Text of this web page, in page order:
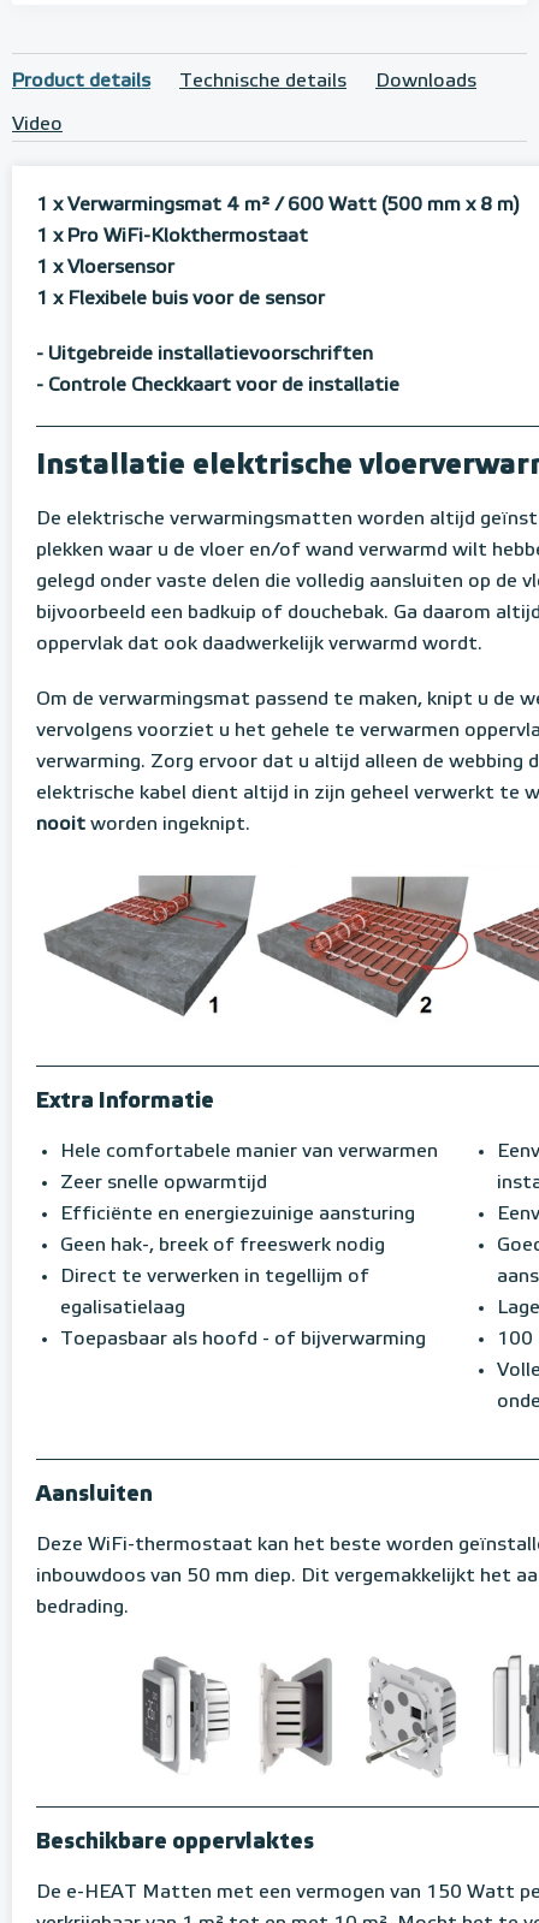
Product details Technische details Downloads
Video
1 x Verwarmingsmat 4 m² / 600 Watt (500 mm x 8 m)
1 x Pro WiFi-Klokthermostaat
1 x Vloersensor
1 x Flexibele buis voor de sensor
- Uitgebreide installatievoorschriften
- Controle Checkkaart voor de installatie
Installatie elektrische
De elektrische verwarmingsmatten worden altijd
plekken waar u de vloer en/of wand verwarmd wilt
gelegd onder vaste delen die volledig aansluiten op de
bijvoorbeeld een badkuip of douchebak. Ga daarom
oppervlak dat ook daadwerkelijk verwarmd wordt.
Om de verwarmingsmat passend te maken, knipt u de
vervolgens voorziet u het gehele te verwarmen
verwarming. Zorg ervoor dat u altijd alleen de webbing
elektrische kabel dient altijd in zijn geheel verwerkt te
nooit worden ingeknipt.
Extra Informatie
Hele comfortabele manier van verwarmen
Zeer snelle opwarmtijd
Efficiënte en energiezuinige aansturing
Geen hak-, breek of freeswerk nodig
Direct te verwerken in tegellijm of
egalisatielaag
Toepasbaar als hoofd - of bijverwarming
100
Aansluiten
Deze WiFi-thermostaat kan het beste worden
inbouwdoos van 50 mm diep. Dit vergemakkelijkt het
bedrading.
Beschikbare oppervlaktes
De e-HEAT Matten met een vermogen van 150 Watt